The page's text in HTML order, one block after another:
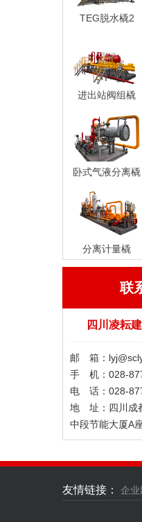
TEG脱水橇2
进出站阀组橇
卧式气液分离橇
分离计量橇
联
四川凌耘
邮 箱：
手 机：028-
电 话：028-
地 址：四川成
中段节能大厦A
友情链接： 企业